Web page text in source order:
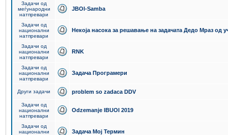
Задачи од
меѓународни
натпревари
JBOI-Samba
Задачи од
национални
натпревари
Некоја насока за решавање на задачата Дедо Мраз од
Задачи од
национални
натпревари
RNK
Задачи од
национални
натпревари
Задача Програмери
Други задачи problem so zadaca DDV
Задачи од
национални
натпревари
Odzemanje IBUOI 2019
Задачи од
национални
Задача Мој Термин